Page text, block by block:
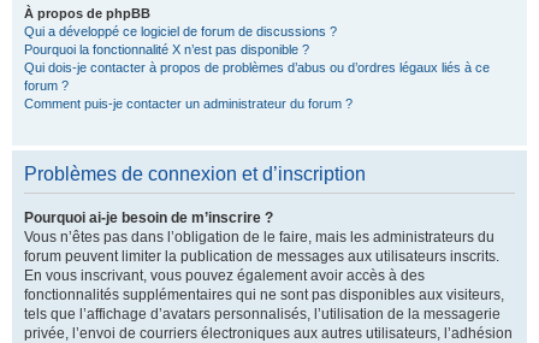
À propos de phpBB
Qui a développé ce logiciel de forum de discussions ?
Pourquoi la fonctionnalité X n’est pas disponible ?
Qui dois-je contacter à propos de problèmes d’abus ou d’ordres légaux liés à ce
forum ?
Comment puis-je contacter un administrateur du forum ?
Problèmes de connexion et d’inscription
Pourquoi ai-je besoin de m’inscrire ?
Vous n’êtes pas dans l’obligation de le faire, mais les administrateurs du
forum peuvent limiter la publication de messages aux utilisateurs inscrits.
En vous inscrivant, vous pouvez également avoir accès à des
fonctionnalités supplémentaires qui ne sont pas disponibles aux visiteurs,
tels que l’affichage d’avatars personnalisés, l’utilisation de la messagerie
privée, l’envoi de courriers électroniques aux autres utilisateurs, l’adhésion